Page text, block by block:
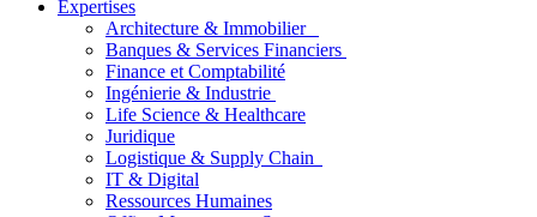
Expertises
Architecture & Immobilier
Banques & Services Financiers
Finance et Comptabilité
Ingénierie & Industrie
Life Science & Healthcare
Juridique
Logistique & Supply Chain
IT & Digital
Ressources Humaines